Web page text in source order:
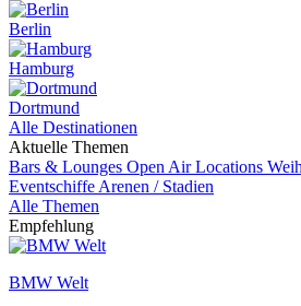
Berlin
Hamburg
Dortmund
Alle Destinationen
Aktuelle Themen
Bars & Lounges Open Air Locations
Eventschiffe Arenen / Stadien
Alle Themen
Empfehlung
BMW Welt